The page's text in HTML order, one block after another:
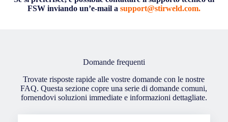
FSW inviando un’e-mail a support@stirweld.com.
Domande frequenti
Trovate risposte rapide alle vostre domande con le nostre
FAQ. Questa sezione copre una serie di domande comuni,
fornendovi soluzioni immediate e informazioni dettagliate.